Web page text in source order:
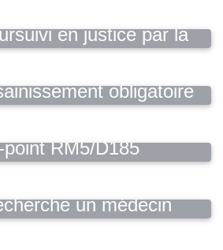
en justice par la
commune
obligatoire
RM5/D185
un médecin
généraliste